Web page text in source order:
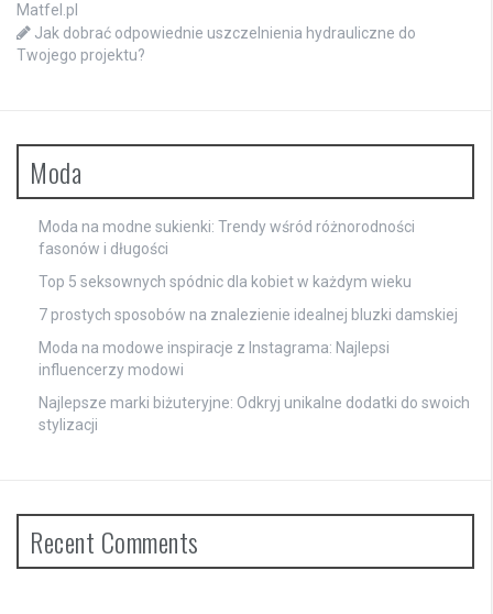
Matfel.pl
Jak dobrać odpowiednie uszczelnienia hydrauliczne do
Twojego projektu?
Moda
Moda na modne sukienki: Trendy wśród różnorodności
fasonów i długości
Top 5 seksownych spódnic dla kobiet w każdym wieku
7 prostych sposobów na znalezienie idealnej bluzki damskiej
Moda na modowe inspiracje z Instagrama: Najlepsi
influencerzy modowi
Najlepsze marki biżuteryjne: Odkryj unikalne dodatki do swoich
stylizacji
Recent Comments